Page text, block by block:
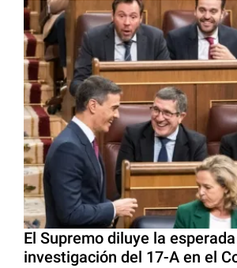
El Supremo diluye la
investigación del 17-A en el